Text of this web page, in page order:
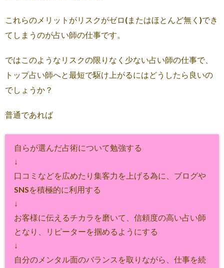
これらのメリットがリスクがゼロ(またはほとんど無く)でき
てしまうのが占い師の仕事です。
ではこのようなリスクの限りなく少ない占い師の仕事で、
トップ占い師へと最短で駆け上がるにはどうしたら良いの
でしょうか？
普通であれば
自らが選んだ占術について勉強する
↓
口コミなどを広めたり集客力を上げる為に、ブログや
SNSを積極的に利用する
↓
お客様に伝えるチカラを磨いて、信頼度の高い占い師
となり、リピーターを掴めるようにする
↓
自分のメンタル面のバランスを取りながら、仕事を続